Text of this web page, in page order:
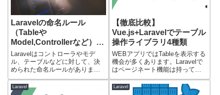
Laravelの命名ルール
（Tableや
Model,Controllerなど）
【実は結構重要】
Laravelはコントローラやモデ
ル、テーブルなどに対して、決
められた命名ルールがありま
す。というか...
【徹底比較】
Vue.js+Laravelでテーブル
操作ライブラリ4種類
WEBアプリではTableを表示する
機会が多くあります。Laravelで
はページネート機能は持って
い...
Laravel Laravel